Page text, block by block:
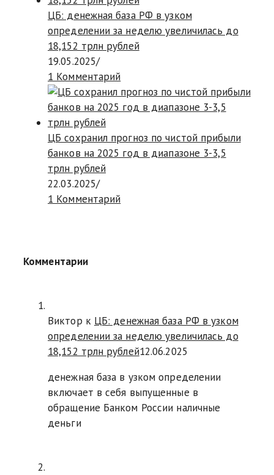
ЦБ: денежная база РФ в узком
определении за неделю увеличилась до
18,152 трлн рублей
19.05.2025/
1 Комментарий
ЦБ сохранил прогноз по чистой прибыли
банков на 2025 год в диапазоне 3-3,5
трлн рублей
22.03.2025/
1 Комментарий
Комментарии
Виктор к ЦБ: денежная база РФ в узком
определении за неделю увеличилась до
18,152 трлн рублей12.06.2025
денежная база в узком определении
включает в себя выпущенные в
обращение Банком России наличные
деньги